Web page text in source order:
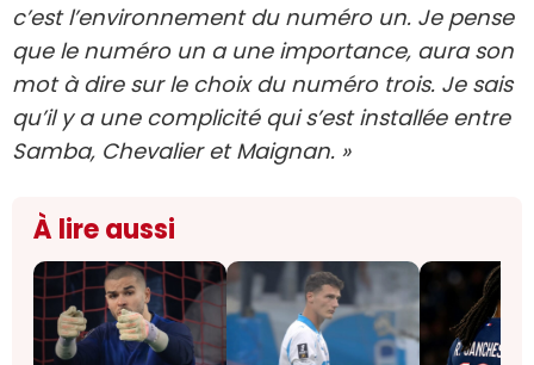
c’est l’environnement du numéro un. Je pense
que le numéro un a une importance, aura son
mot à dire sur le choix du numéro trois. Je sais
qu’il y a une complicité qui s’est installée entre
Samba, Chevalier et Maignan. »
À lire aussi